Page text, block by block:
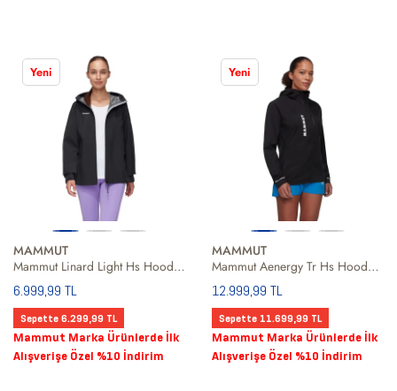
Yeni
MAMMUT
Mammut Linard Light Hs Hooded Women Kadın Siyah Outdoor Ceketi
6.999,99 TL
Sepette 6.299,99 TL
Mammut Marka Ürünlerde İlk
Alışverişe Özel %10 İndirim
Yeni
MAMMUT
Mammut Aenergy Tr Hs Hooded Women Kadın Siyah Outdoor Ceketi
12.999,99 TL
Sepette 11.699,99 TL
Mammut Marka Ürünlerde İlk
Alışverişe Özel %10 İndirim